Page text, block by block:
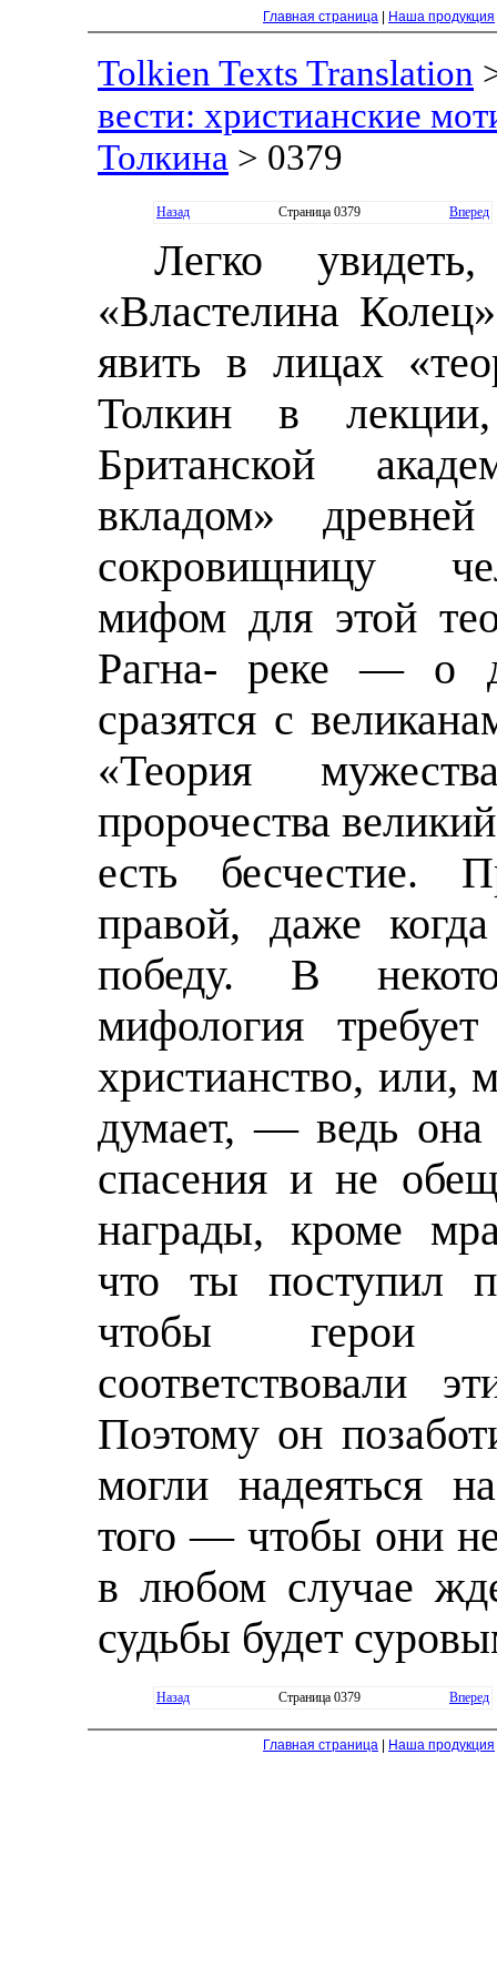
Главная страница Наша продукция
Tolkien Texts Translation
вести: христианские
Толкина > 0379
Назад Страница 0379 Вперед
Легко
«Властелина
явить в лицах
Толкин в
Британской
вкладом»
сокровищницу
мифом для этой
Рагна- реке — о
сразятся с
«Теория
пророчества
есть бесчестие.
правой, даже
победу. В
мифология
христианство, или,
думает, — ведь она
спасения и не
награды, кроме
что ты поступил
чтобы герои
соответствовали
Поэтому он
могли надеяться
того — чтобы они
в любом случае
судьбы будет
Назад Страница 0379 Вперед
Главная страница Наша продукция